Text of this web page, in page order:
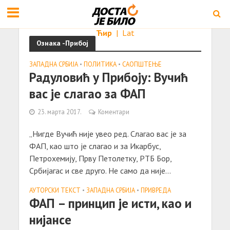
Ћир | Lat
Ознака -Прибој
ЗАПАДНА СРБИЈА • ПОЛИТИКА • САОПШТЕЊE
Радуловић у Прибоју: Вучић
вас је слагао за ФАП
23. марта 2017. Коментари
„Нигде Вучић није увео ред. Слагао вас је за
ФАП, као што је слагао и за Икарбус,
Петрохемију, Прву Петолетку, РТБ Бор,
Србијагас и све друго. Не само да није...
АУТОРСКИ ТЕКСТ • ЗАПАДНА СРБИЈА • ПРИВРЕДА
ФАП – принцип је исти, као и
нијансе